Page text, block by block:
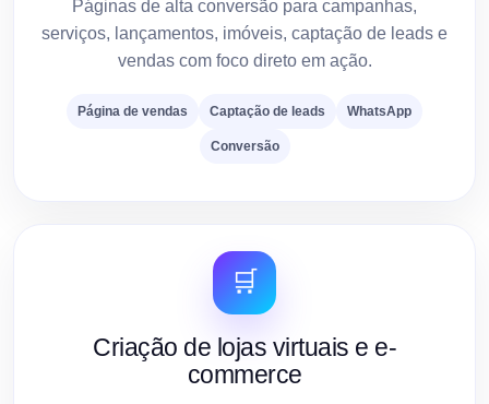
Páginas de alta conversão para campanhas,
serviços, lançamentos, imóveis, captação de leads e
vendas com foco direto em ação.
Página de vendas Captação de leads WhatsApp
Conversão
🛒
Criação de lojas virtuais e e-
commerce